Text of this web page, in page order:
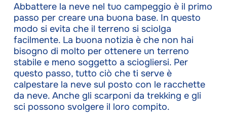
Abbattere la neve nel tuo campeggio è il primo
passo per creare una buona base. In questo
modo si evita che il terreno si sciolga
facilmente. La buona notizia è che non hai
bisogno di molto per ottenere un terreno
stabile e meno soggetto a sciogliersi. Per
questo passo, tutto ciò che ti serve è
calpestare la neve sul posto con le racchette
da neve. Anche gli scarponi da trekking e gli
sci possono svolgere il loro compito.